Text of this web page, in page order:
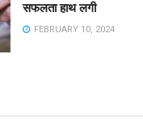
सफलता हाथ लगी
FEBRUARY 10, 2024